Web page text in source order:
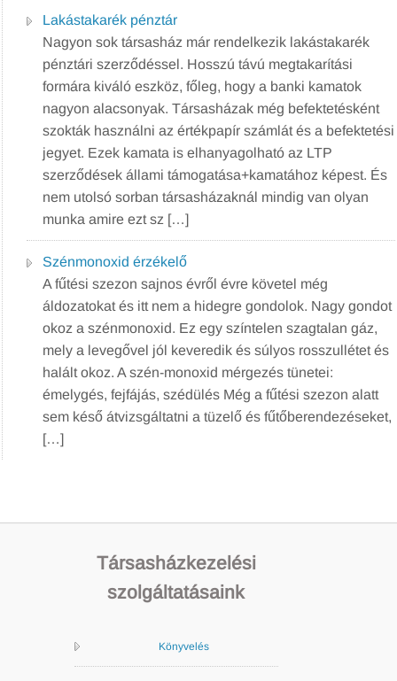
Lakástakarék pénztár
Nagyon sok társasház már rendelkezik lakástakarék
pénztári szerződéssel. Hosszú távú megtakarítási
formára kiváló eszköz, főleg, hogy a banki kamatok
nagyon alacsonyak. Társasházak még befektetésként
szokták használni az értékpapír számlát és a befektetési
jegyet. Ezek kamata is elhanyagolható az LTP
szerződések állami támogatása+kamatához képest. És
nem utolsó sorban társasházaknál mindig van olyan
munka amire ezt sz […]
Szénmonoxid érzékelő
A fűtési szezon sajnos évről évre követel még
áldozatokat és itt nem a hidegre gondolok. Nagy gondot
okoz a szénmonoxid. Ez egy színtelen szagtalan gáz,
mely a levegővel jól keveredik és súlyos rosszullétet és
halált okoz. A szén-monoxid mérgezés tünetei:
émelygés, fejfájás, szédülés Még a fűtési szezon alatt
sem késő átvizsgáltatni a tüzelő és fűtőberendezéseket,
[…]
Társasházkezelési
szolgáltatásaink
Könyvelés